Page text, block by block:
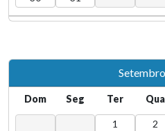
estudo da ENSP
29
Defesa: 'Análise
Dom Seg Ter Qua
1 2